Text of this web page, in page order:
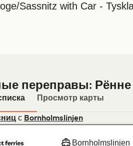
Sassnitz with Car -
переправы: Рённе
Просмотр карты
с Bornholmslinjen
Bornholmslinjen